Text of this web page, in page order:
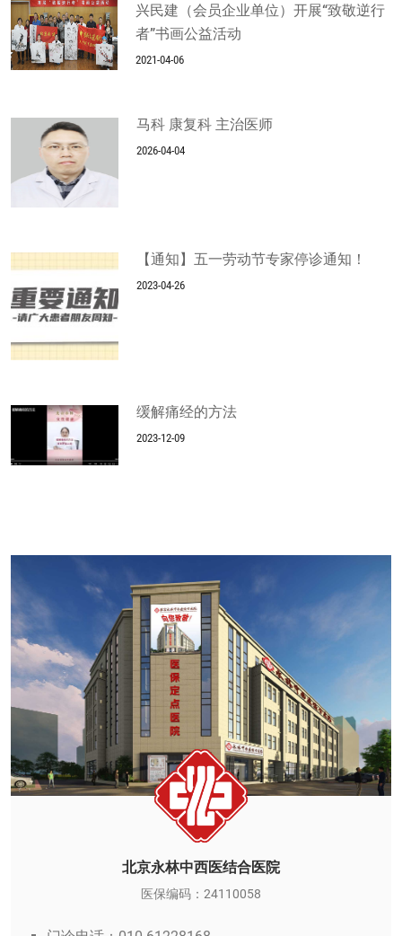
兴民建（会员企业单位）开展“致敬逆行
者”书画公益活动
2021-04-06
马科 康复科 主治医师
2026-04-04
【通知】五一劳动节专家停诊通知！
2023-04-26
缓解痛经的方法
2023-12-09
北京永林中西医结合医院
医保编码：24110058